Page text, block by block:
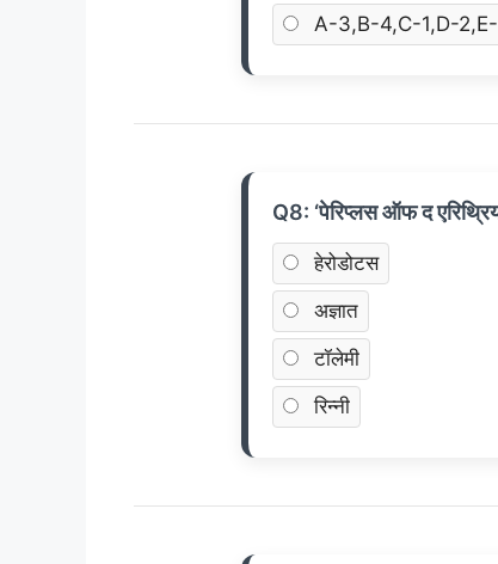
A-3,B-4,C-1,D-
Q8: ‘पेरिप्लस ऑफ द
हेरोडोटस
अज्ञात
टॉलेमी
रिन्नी